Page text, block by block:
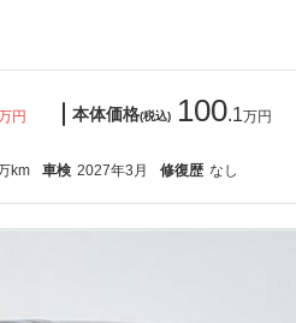
円
本体価格(税込) 100.1万円
km 車検 2027年3月 修復歴 なし